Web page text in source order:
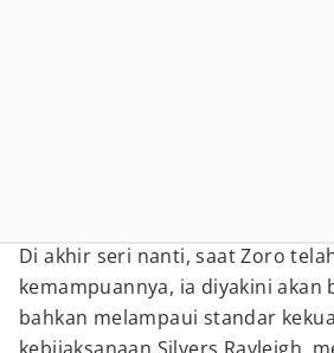
Di akhir seri nanti, saat Zoro
kemampuannya, ia diyakini akan
bahkan melampaui standar